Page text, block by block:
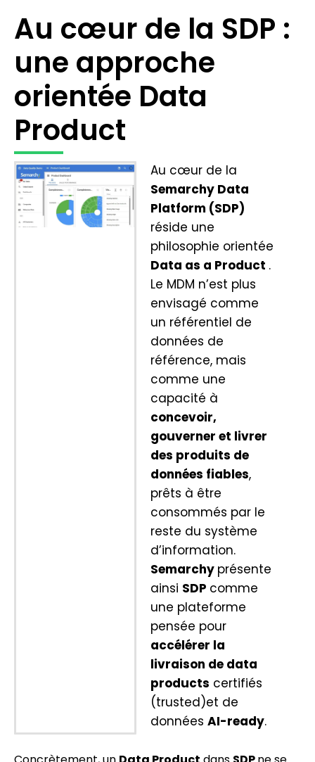
Au cœur de la SDP :
une approche
orientée Data
Product
Au cœur de la
Semarchy Data
Platform (SDP)
réside une
philosophie orientée
Data as a Product .
Le MDM n’est plus
envisagé comme
un référentiel de
données de
référence, mais
comme une
capacité à
concevoir,
gouverner et livrer
des produits de
données fiables,
prêts à être
consommés par le
reste du système
d’information.
Semarchy présente
ainsi SDP comme
une plateforme
pensée pour
accélérer la
livraison de data
products certifiés
(trusted)et de
donnéesAI-ready.